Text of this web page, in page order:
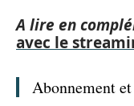
A lire en
avec le
Abonnement